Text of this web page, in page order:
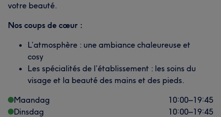
votre beauté.
Nos coups de cœur :
L’atmosphère : une ambiance chaleureuse et
cosy
Les spécialités de l’établissement : les soins du
visage et la beauté des mains et des pieds.
Maandag
10:00–19:45
Dinsdag
10:00–19:45